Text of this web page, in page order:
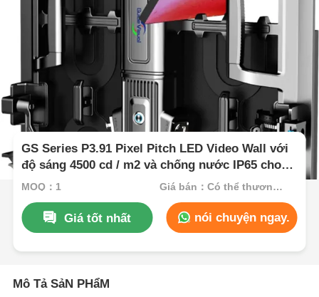
GS Series P3.91 Pixel Pitch LED Video Wall với
độ sáng 4500 cd / m2 và chống nước IP65 cho
các sự kiện ngoài trời
MOQ：1 Giá bán：Có thể thương lượng
Giá tốt nhất nói chuyện ngay.
Mô Tả SảN PHẩM